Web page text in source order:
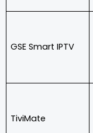
GSE Smart IPTV
TiviMate